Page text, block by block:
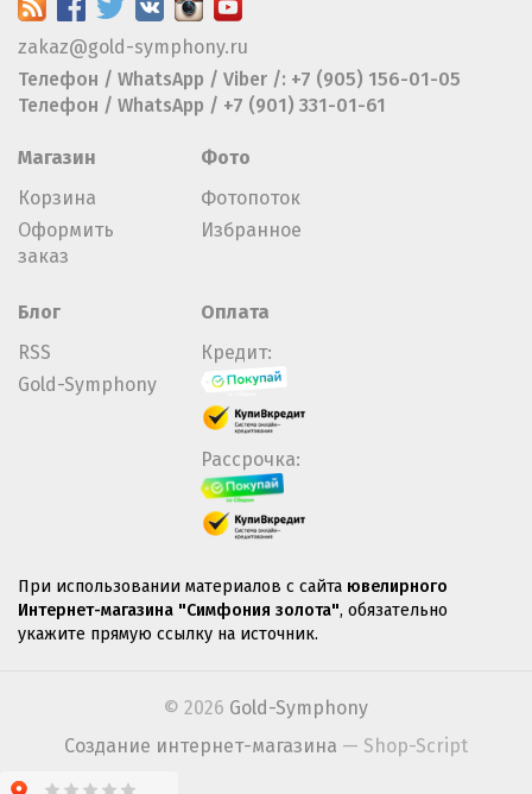
zakaz@gold-symphony.ru
Телефон / WhatsApp / Viber /: +7 (905) 156-01-05
Телефон / WhatsApp / +7 (901) 331-01-61
Магазин
Корзина
Оформить
заказ
Фото
Фотопоток
Избранное
Блог
RSS
Gold-Symphony
Оплата
Кредит:
Рассрочка:
При использовании материалов с сайта ювелирного
Интернет-магазина "Симфония золота", обязательно
укажите прямую ссылку на источник.
© 2026 Gold-Symphony
Создание интернет-магазина — Shop-Script